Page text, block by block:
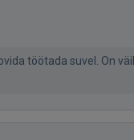
töötada suvel. On